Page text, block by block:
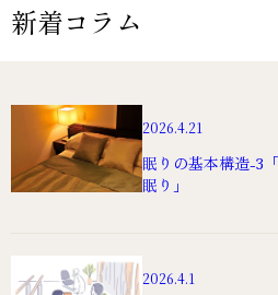
サービス付き高齢者向け住宅
高級老人ホーム
有料老人ホーム
食事
健康
新着コラム
2026.4.21
眠りの基本構造-3
眠り」
2026.4.1